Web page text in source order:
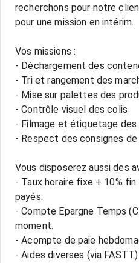
recherchons pour notre
pour une mission en intérim.
Vos missions :
- Déchargement des
- Tri et rangement des
- Mise sur palettes des
- Contrôle visuel des colis
- Filmage et étiquetage
- Respect des consignes
Vous disposerez aussi des
- Taux horaire fixe + 10%
payés.
- Compte Epargne Temps
moment.
- Acompte de paie
- Aides diverses (via